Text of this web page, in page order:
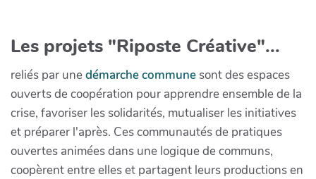
Les projets "Riposte Créative"...
reliés par unedémarche communesont des espaces
ouverts de coopération pour apprendre ensemble de la
crise, favoriser les solidarités, mutualiser les initiatives
et préparer l'après. Ces communautés de pratiques
ouvertes animées dans une logique de communs,
coopèrent entre elles et partagent leurs productions en